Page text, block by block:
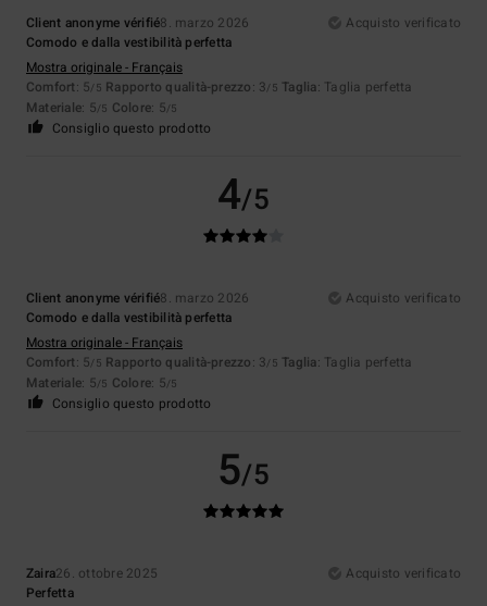
Client anonyme vérifié8. marzo 2026
Acquisto verificato
Comodo e dalla vestibilità perfetta
Mostra originale - Français
Comfort: 5/5 Rapporto qualità-prezzo: 3/5 Taglia: Taglia perfetta
Materiale: 5/5 Colore: 5/5
Consiglio questo prodotto
4/5
Client anonyme vérifié8. marzo 2026
Acquisto verificato
Comodo e dalla vestibilità perfetta
Mostra originale - Français
Comfort: 5/5 Rapporto qualità-prezzo: 3/5 Taglia: Taglia perfetta
Materiale: 5/5 Colore: 5/5
Consiglio questo prodotto
5/5
Zaira26. ottobre 2025
Acquisto verificato
Perfetta